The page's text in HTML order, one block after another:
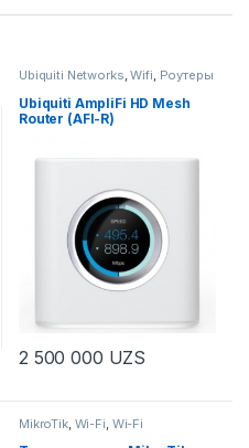
Ubiquiti Networks,Wifi, Роутеры
Ubiquiti AmpliFi HD Mesh
Router (AFI-R)
2 500 000 UZS
MikroTik, Wi-Fi, Wi-Fi